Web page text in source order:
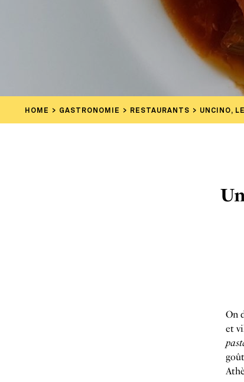
HOME GASTRONOMIE RESTAURANTS UNCINO,
On
et